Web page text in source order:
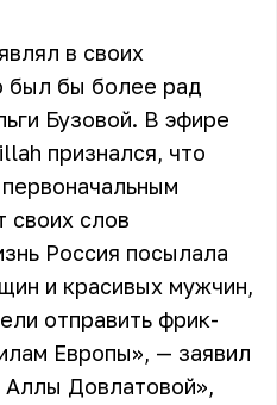
в своих
был бы более рад
Бузовой. В эфире
признался, что
своих слов
Россия посылала
и красивых мужчин,
отправить фрик-
Европы», — заявил
Аллы Довлатовой»,